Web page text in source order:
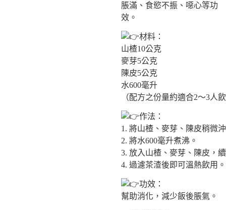
脹滿、食慾不振、噁心等功
效。
材料：
山楂10公克
麥芽5公克
陳皮5公克
水600毫升
（配方之份量約適合2～3人
作法：
1. 將山楂、麥芽、陳皮稍微
2. 將水600毫升煮沸。
3. 放入山楂、麥芽、陳皮，
4. 過濾茶渣後即可溫熱飲用。
功效：
幫助消化，減少飯後脹氣。